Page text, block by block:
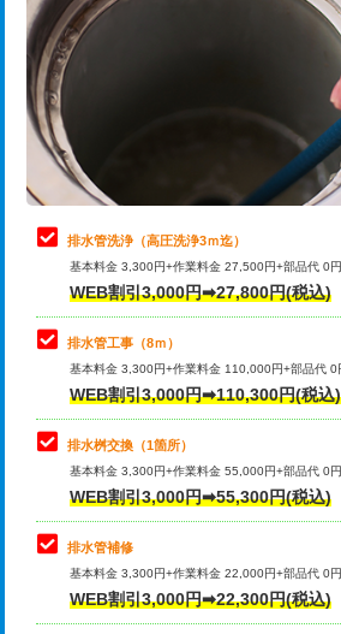
給水管工事※（ライニング鋼管・銅
管・ポリ管・HT管使用/3ｍ超え)
排水管工事（土の掘削・埋め戻し作
業）
排水管工事（排水管工事/3ｍまで）
排水管工事（追加 排水管工事/3ｍ超
え）
マス交換（土の掘削・埋め戻し作業）
マス交換（深さ50㎝未満）
マス交換（深さ50㎝以上）
コンクリート斫り（厚さ10㎝まで）
コンクリート斫り（厚さ10㎝超え）
モルタル補修（厚さ10㎝まで）
モルタル補修（厚さ10㎝超え）
カメラ調査
桝清掃
止水・漏水調査・防水処理・清掃・修
理・調整・分解・加工など（軽作業）
止水・漏水調査・防水処理・清掃・修
理・調整・分解・加工など（中作業）
止水・漏水調査・防水処理・清掃・修
理・調整・分解・加工など（重作業）
その他部品の脱着
交換・取付（タンク）
交換・取付(単水栓（壁付・デッキ
式）)
交換・取付(混合水栓（壁付・デッキ
式・ワンホール）)
交換・取付(排水栓・排水トラップ
排水管洗浄（高圧洗浄3ｍ迄）
基本料金 3,300円+作業料金 27,500円+部品代 0
WEB割引3,000円➡27,800円(税込)
排水管工事（8ｍ）
基本料金 3,300円+作業料金 110,000円+部品代 0
WEB割引3,000円➡110,300円(税込)
排水桝交換（1箇所）
基本料金 3,300円+作業料金 55,000円+部品代 0
WEB割引3,000円➡55,300円(税込)
排水管補修
基本料金 3,300円+作業料金 22,000円+部品代 0
WEB割引3,000円➡22,300円(税込)